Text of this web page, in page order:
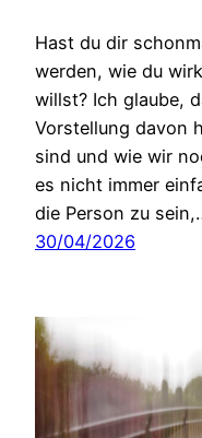
Hast du dir
werden, wie du
willst? Ich glaube,
Vorstellung davon
sind und wie wir
es nicht immer
die Person zu
30/04/2026